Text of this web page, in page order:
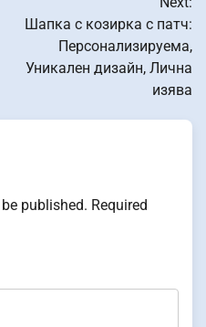
Шапка с козирка с патч:
Персонализируема,
Уникален дизайн, Лична
изява
published. Required